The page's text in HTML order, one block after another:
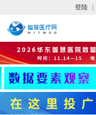
登陆